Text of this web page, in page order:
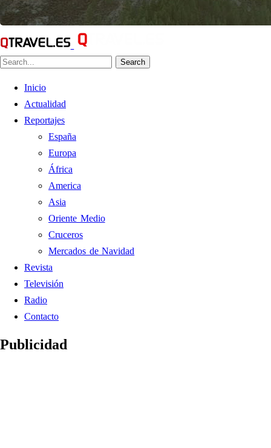
Search
Inicio
Actualidad
Reportajes
España
Europa
África
America
Asia
Oriente Medio
Cruceros
Mercados de Navidad
Revista
Televisión
Radio
Contacto
Publicidad